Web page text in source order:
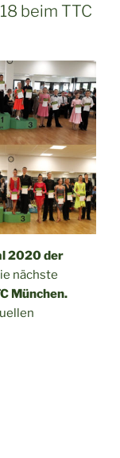
beim TTC
2020 der
nächste
München.